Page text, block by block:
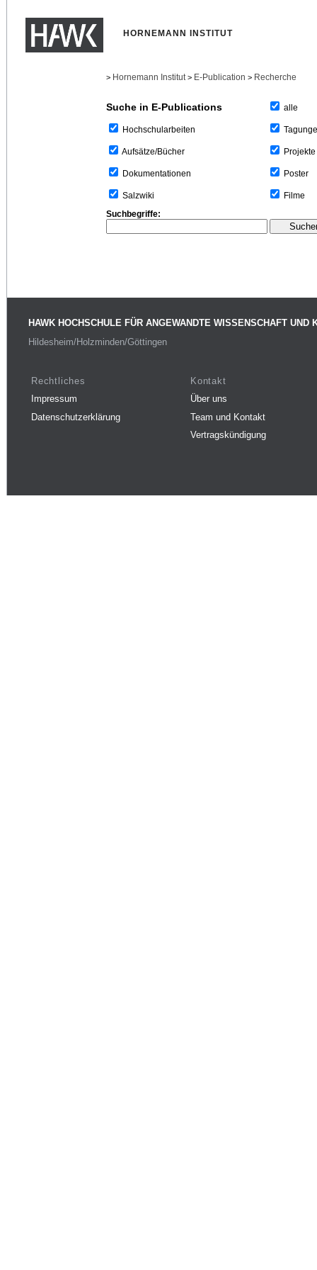
HORNEMANN INSTITUT
> Hornemann Institut > E-Publication > Recherche
Suche in E-Publications
Hochschularbeiten
Aufsätze/Bücher
Dokumentationen
Salzwiki
alle
Projekte
Poster
Filme
Suchbegriffe:
HAWK HOCHSCHULE FÜR ANGEWANDTE WISSENSCHAFT UND
Hildesheim/Holzminden/Göttingen
Rechtliches
Impressum
Datenschutzerklärung
Kontakt
Über uns
Team und Kontakt
Vertragskündigung